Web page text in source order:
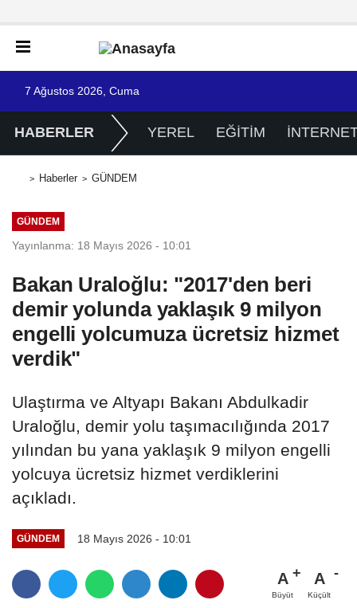
7 Ağustos 2026, Cuma
HABERLER YEREL EĞİTİM
Haberler GÜNDEM
GÜNDEM
Yayınlanma: 18 Mayıs 2026 - 10:01
Bakan Uraloğlu: "2017'den beri
demir yolunda yaklaşık 9 milyon
engelli yolcumuza ücretsiz hizmet
verdik"
Ulaştırma ve Altyapı Bakanı Abdulkadir
Uraloğlu, demir yolu taşımacılığında 2017
yılından bu yana yaklaşık 9 milyon engelli
yolcuya ücretsiz hizmet verdiklerini
açıkladı.
GÜNDEM 18 Mayıs 2026 - 10:01
A
Büyüt
A
Küçült